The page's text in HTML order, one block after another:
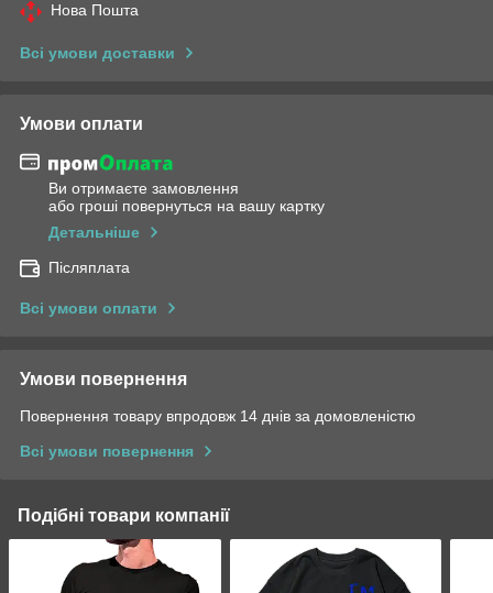
Нова Пошта
Всі умови доставки
Умови оплати
Ви отримаєте замовлення
або гроші повернуться на вашу картку
Детальніше
Післяплата
Всі умови оплати
Умови повернення
Повернення товару впродовж 14 днів за домовленістю
Всі умови повернення
Подібні товари компанії